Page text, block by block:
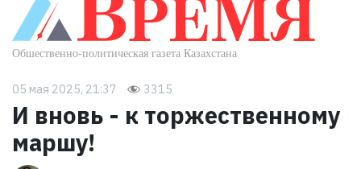
05 мая 2025, 21:37 3315
И вновь - к торжественному
маршу!